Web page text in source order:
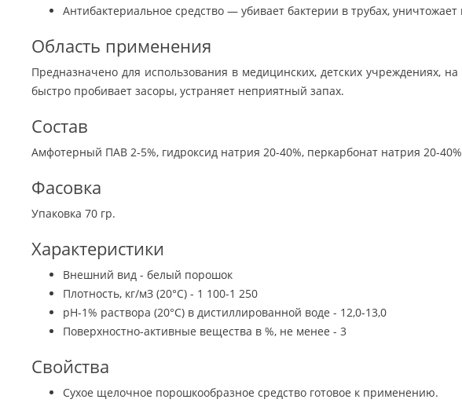
Антибактериальное средство — убивает бактерии в трубах,
Область применения
Предназначено для использования в медицинских, детских учреждениях,
быстро пробивает засоры, устраняет неприятный запах.
Состав
Амфотерный ПАВ 2-5%, гидроксид натрия 20-40%, перкарбонат натрия 20-
Фасовка
Упаковка 70 гр.
Характеристики
Внешний вид - белый порошок
Плотность, кг/мЗ (20°С) - 1 100-1 250
рН-1% раствора (20°С) в дистиллированной воде - 12,0-13,0
Поверхностно-активные вещества в %, не менее - 3
Свойства
Сухое щелочное порошкообразное средство готовое к применению.